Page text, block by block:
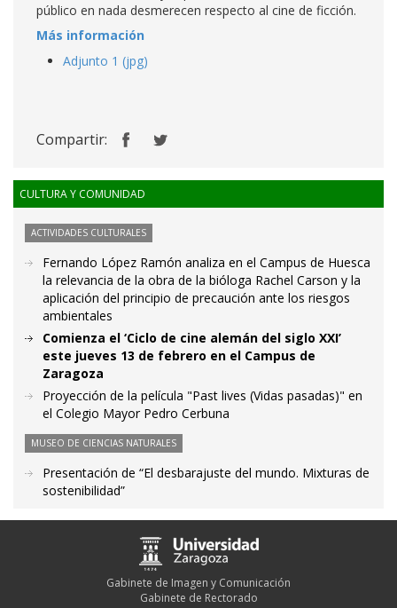
público en nada desmerecen respecto al cine de ficción.
Más información
Adjunto 1 (jpg)
Compartir:
CULTURA Y COMUNIDAD
ACTIVIDADES CULTURALES
Fernando López Ramón analiza en el Campus de Huesca
la relevancia de la obra de la bióloga Rachel Carson y la
aplicación del principio de precaución ante los riesgos
ambientales
Comienza el ‘Ciclo de cine alemán del siglo XXI’
este jueves 13 de febrero en el Campus de
Zaragoza
Proyección de la película "Past lives (Vidas pasadas)" en
el Colegio Mayor Pedro Cerbuna
MUSEO DE CIENCIAS NATURALES
Presentación de “El desbarajuste del mundo. Mixturas de
sostenibilidad”
Gabinete de Imagen y Comunicación
Gabinete de Rectorado